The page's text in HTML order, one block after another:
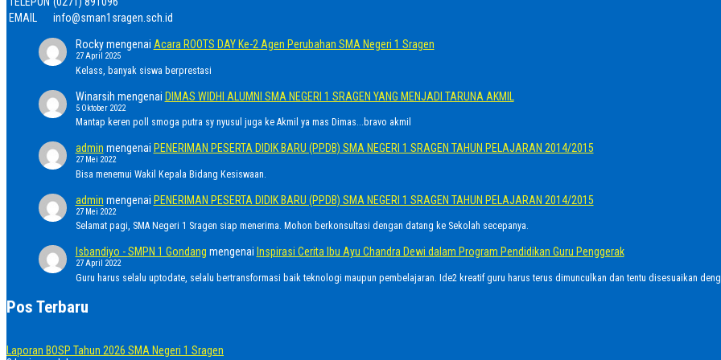
EMAIL
info@sman1sragen.sch.id
Rockymengenai Acara ROOTS DAY Ke-2 Agen Perubahan SMA Negeri 1 Sragen
27 April 2025
Kelass, banyak siswa berprestasi
Winarsih mengenai DIMAS WIDHI ALUMNI SMA NEGERI 1 SRAGEN YANG MENJADI TARUNA AKMIL
5 Oktober 2022
Mantap keren poll smoga putra sy nyusul juga ke Akmil ya mas Dimas...bravo akmil
admin mengenai PENERIMAN PESERTA DIDIK BARU (PPDB) SMA NEGERI 1 SRAGEN TAHUN PELAJARAN 2014/2015
27 Mei 2022
Bisa menemui Wakil Kepala Bidang Kesiswaan.
admin mengenai PENERIMAN PESERTA DIDIK BARU (PPDB) SMA NEGERI 1 SRAGEN TAHUN PELAJARAN 2014/2015
27 Mei 2022
Selamat pagi, SMA Negeri 1 Sragen siap menerima. Mohon berkonsultasi dengan datang ke Sekolah secepanya.
Isbandiyo - SMPN 1 Gondang mengenai Inspirasi Cerita Ibu Ayu Chandra Dewi dalam Program Pendidikan Guru Penggerak
27 April 2022
Guru harus selalu uptodate, selalu bertransformasi baik teknologi maupun pembelajaran. Ide2 kreatif guru harus terus dimunculkan dan tentu disesuaikan
Pos Terbaru
Laporan BOSP Tahun 2026 SMA Negeri 1 Sragen